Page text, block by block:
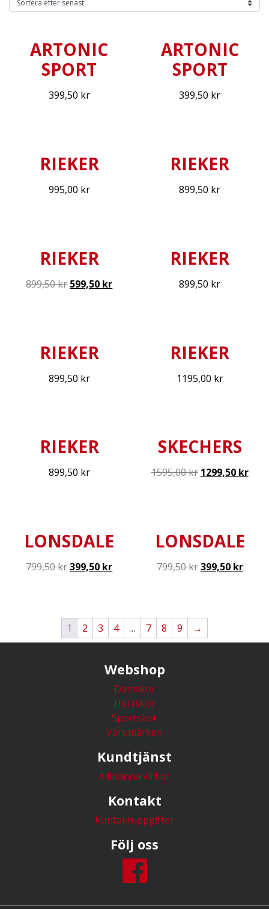
ARTONIC
SPORT
399,50 kr
ARTONIC
SPORT
399,50 kr
RIEKER
995,00 kr
RIEKER
899,50 kr
RIEKER
899,50kr 599,50 kr
RIEKER
899,50 kr
RIEKER
899,50 kr
RIEKER
1195,00 kr
RIEKER
899,50 kr
SKECHERS
1595,00kr 1299,50 kr
LONSDALE
799,50kr399,50 kr
LONSDALE
799,50kr399,50 kr
1 2 3 4 … 7 8 9 →
Webshop
Damskor
Herrskor
Sportskor
Varumärken
Kundtjänst
Allmänna villkor
Kontakt
Kontaktuppgifter
Följ oss